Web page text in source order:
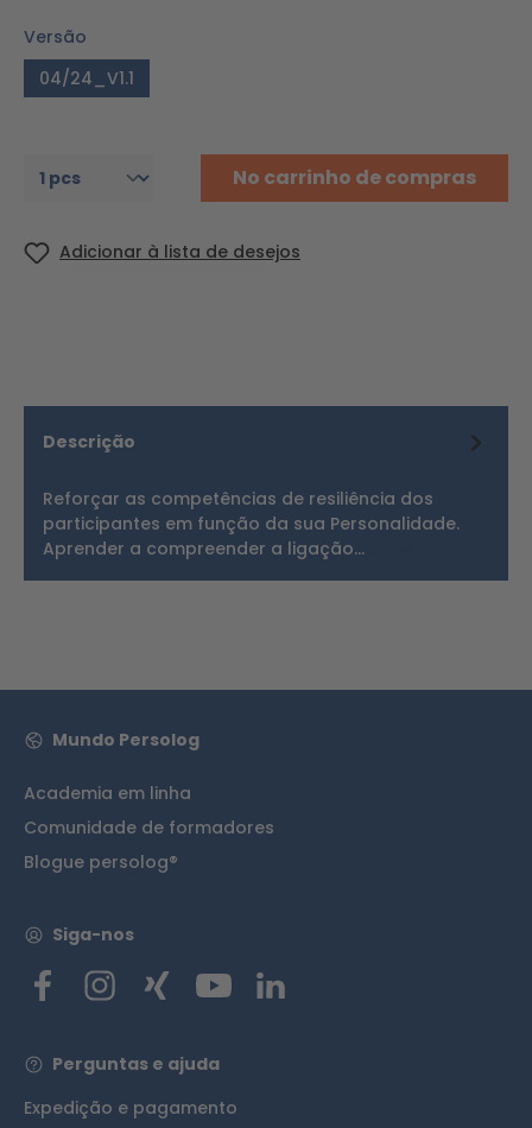
Versão
04/24_V1.1
No carrinho de compras
Adicionar à lista de desejos
Descrição
Reforçar as competências de resiliência dos
participantes em função da sua Personalidade.
Aprender a compreender a ligação…
Mundo Persolog
Academia em linha
Comunidade de formadores
Blogue persolog®
Siga-nos
Perguntas e ajuda
Expedição e pagamento